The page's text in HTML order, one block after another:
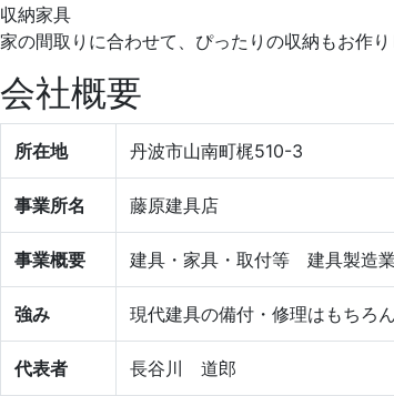
収納家具
家の間取りに合わせて、ぴったりの収納もお作り
会社概要
所在地 丹波市山南町梶510-3
事業所名 藤原建具店
事業概要 建具・家具・取付等 建具製造業
強み 現代建具の備付・修理はもちろ
代表者 長谷川 道郎